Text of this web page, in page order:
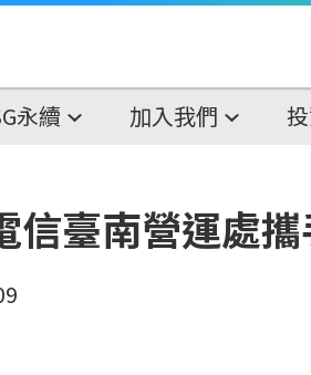
永續 加入我們
信臺南營運處